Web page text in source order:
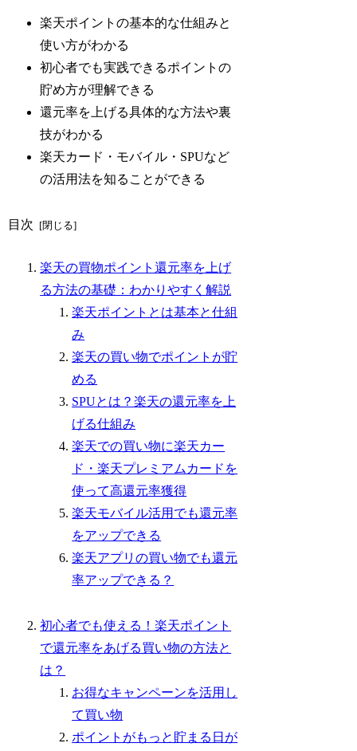
楽天ポイントの基本的な仕組みと
使い方がわかる
初心者でも実践できるポイントの
貯め方が理解できる
還元率を上げる具体的な方法や裏
技がわかる
楽天カード・モバイル・SPUなど
の活用法を知ることができる
目次
楽天の買物ポイント還元率を上げ
る方法の基礎：わかりやすく解説
楽天ポイントとは基本と仕組
み
楽天の買い物でポイントが貯
める
SPUとは？楽天の還元率を上
げる仕組み
楽天での買い物に楽天カー
ド・楽天プレミアムカードを
使って高還元率獲得
楽天モバイル活用でも還元率
をアップできる
楽天アプリの買い物でも還元
率アップできる？
初心者でも使える！楽天ポイント
で還元率をあげる買い物の方法と
は？
お得なキャンペーンを活用し
て買い物
ポイントがもっと貯まる日が